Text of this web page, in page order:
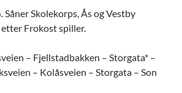
Skolekorps, Ås og Vestby
Frokost spiller.
– Fjellstadbakken – Storgata* –
– Kolåsveien – Storgata – Son